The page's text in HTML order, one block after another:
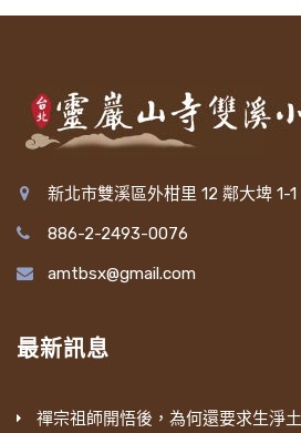
新北市雙溪區外柑里 12 鄰大埤 1-1
886-2-2493-0076
amtbsx@gmail.com
最新訊息
禪宗祖師開悟後，為何還要求生淨